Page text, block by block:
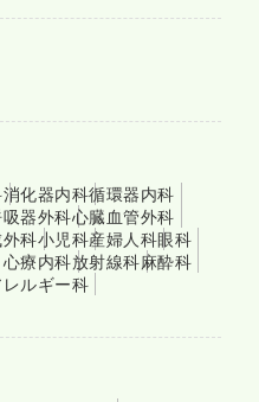
消化器内科循環器内科
器外科心臓血管外科
科小児科産婦人科眼科
療内科放射線科麻酔科
レルギー科